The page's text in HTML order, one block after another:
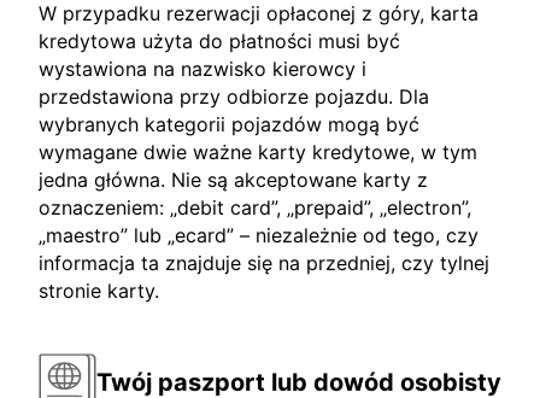
W przypadku rezerwacji opłaconej z góry, karta
kredytowa użyta do płatności musi być
wystawiona na nazwisko kierowcy i
przedstawiona przy odbiorze pojazdu. Dla
wybranych kategorii pojazdów mogą być
wymagane dwie ważne karty kredytowe, w tym
jedna główna. Nie są akceptowane karty z
oznaczeniem: „debit card”, „prepaid”, „electron”,
„maestro” lub „ecard” – niezależnie od tego, czy
informacja ta znajduje się na przedniej, czy tylnej
stronie karty.
Twój paszport lub dowód osobisty